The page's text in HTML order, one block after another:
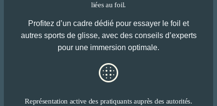
liées au foil.
Profitez d’un cadre dédié pour essayer le foil et
autres sports de glisse, avec des conseils d’experts
pour une immersion optimale.
Représentation active des pratiquants auprès des autorités.